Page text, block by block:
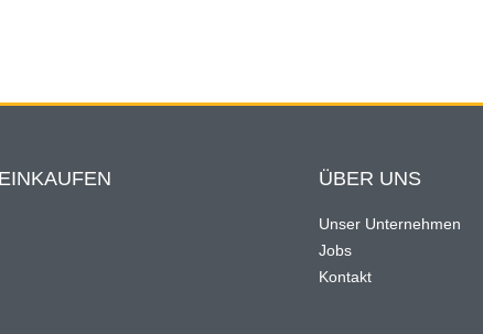
ÜBER UNS
Unser Unternehmen
Jobs
Kontakt